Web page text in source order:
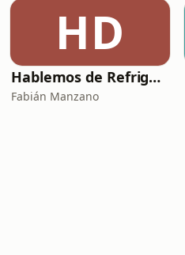
HD
Hablemos de Refrigeración con Quimobásicos
Fabián Manzano